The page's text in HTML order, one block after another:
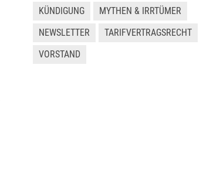
KÜNDIGUNG
MYTHEN & IRRTÜMER
NEWSLETTER
TARIFVERTRAGSRECHT
VORSTAND